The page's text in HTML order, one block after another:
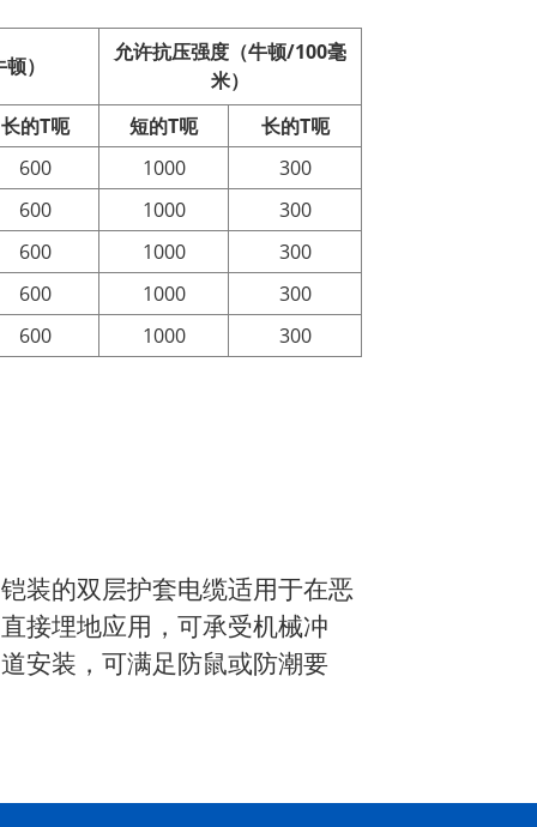
）
允许抗压强度（牛顿/100毫
米）
长的T呃 短的T呃 长的T呃
600
1000
300
600
1000
300
600
1000
300
600
1000
300
600
1000 300
装的双层护套电缆适用于在恶
接埋地应用，可承受机械冲
安装，可满足防鼠或防潮要